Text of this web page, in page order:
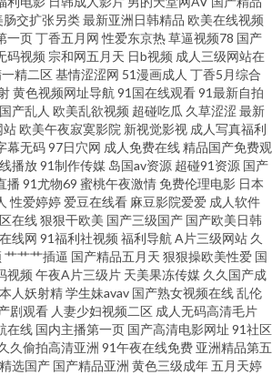
快播 网站美女色色欧美 18块黄色大全 97涩涩资源
费 久久加勒比久久 欧美色图18 日韩无码A级片 亚
超碰碰97 国产精品野外三级 久草资源精品在线 欧
亚洲一二三 91久久a a级片日韩 高清日韩AV网址 九
堂福利社 尤物91 91自慰网站 成人AV资源 韩国aa免
三级黄色白丝网站 91fuli在线 www九九热cn 国产
三区 日本丰满少妇 午夜桃色剧场 91免费网站观看
免费在线毛片 深夜福利传媒精品 91爱啪 AV资源
肠交扩张另类最新亚洲日韩精品 欧美在线视频
一页丁香五月网 性爱东京热草逼视频78 国产
码视频 宗和网五月天 日b视频 成人三级网站在
精二区基情涩涩网 51漫画成人 丁香5月综合
黄色视频网址导航 91国在线观看91最新自拍
国产乱人 欧美乱欲视频 超碰吃瓜 久草涩涩 最新
站欧美午夜寂寞影院 新视觉影视 成人写真福利
幕无码97日穴网 成人免费在线精品国产免费观
播放91制作传媒 岛国av资源 超碰91资源 国产
播 91尤物69 蜜桃午夜激情免费伦理电影 日本
性爱婷婷 爱豆在线看 麻豆影院爱爱 成人软件
在线狠狠干欧美 国产三级国产 国产欧美日韩
线网 91福利社视频 福利导航 A片三级网站 久
艹艹艹插逼 国产精品五月天 狠狠操欧美性爱 国
视频 午夜A片三级片 天美果冻传媒 久久国产成
人妖射精学生妹avav 国产熟女视频在线乱伦
剧观看 人妻少妇视频二区 成人无码高清毛片
在线 国内主播第一页 国产高清电影网址 91社区
久偷拍高清亚洲 91午夜在线免费 亚洲精品第五
选国产 国产精品亚洲 黄色三级成年 五月天婷